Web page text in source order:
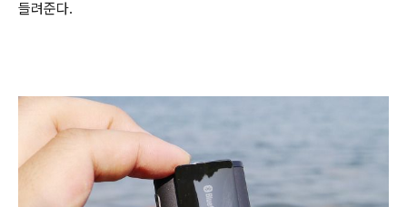
들려준다.